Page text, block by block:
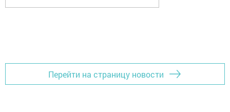
Перейти на страницу новости